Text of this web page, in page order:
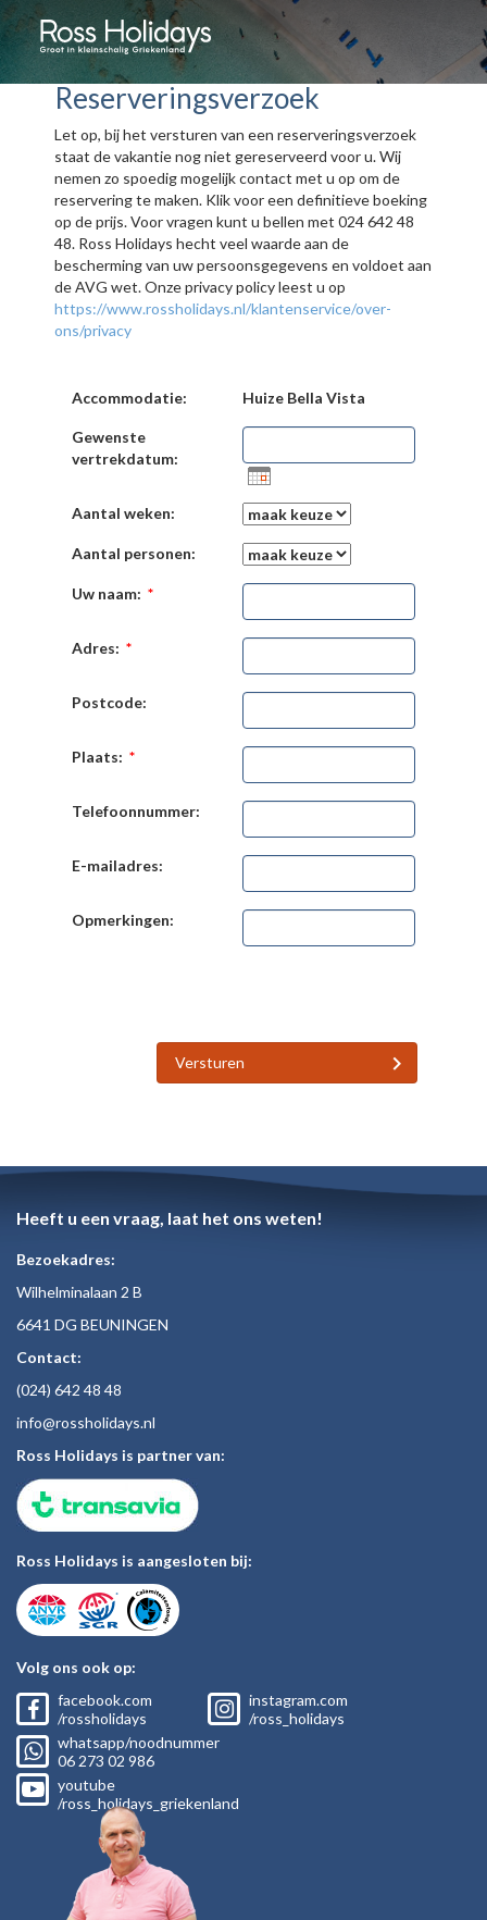
Reserveringsverzoek
Let op, bij het versturen van een reserveringsverzoek
staat de vakantie nog niet gereserveerd voor u. Wij
nemen zo spoedig mogelijk contact met u op om de
reservering te maken. Klik voor een definitieve boeking
op de prijs. Voor vragen kunt u bellen met 024 642 48
48. Ross Holidays hecht veel waarde aan de
bescherming van uw persoonsgegevens en voldoet aan
de AVG wet. Onze privacy policy leest u op
https://www.rossholidays.nl/klantenservice/over-
ons/privacy
Accommodatie: Huize Bella Vista
Gewenste
vertrekdatum:
Aantal weken:
Aantal personen:
Uw naam: *
Adres: *
Postcode:
Plaats: *
Telefoonnummer:
E-mailadres:
Opmerkingen:
Versturen
Heeft u een vraag, laat het ons weten!
Bezoekadres:
Wilhelminalaan 2 B
6641 DG BEUNINGEN
Contact:
(024) 642 48 48
info@rossholidays.nl
Ross Holidays is partner van:
Ross Holidays is aangesloten bij:
Volg ons ook op:
facebook.com
/rossholidays
instagram.com
/ross_holidays
whatsapp/noodnummer
06 273 02 986
youtube
/ross_holidays_griekenland